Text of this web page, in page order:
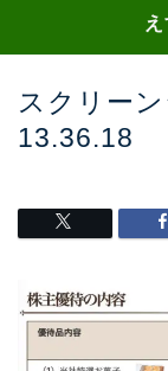
スクリー
13.36.18